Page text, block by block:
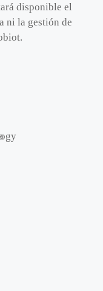
disponible el
ni la gestión de